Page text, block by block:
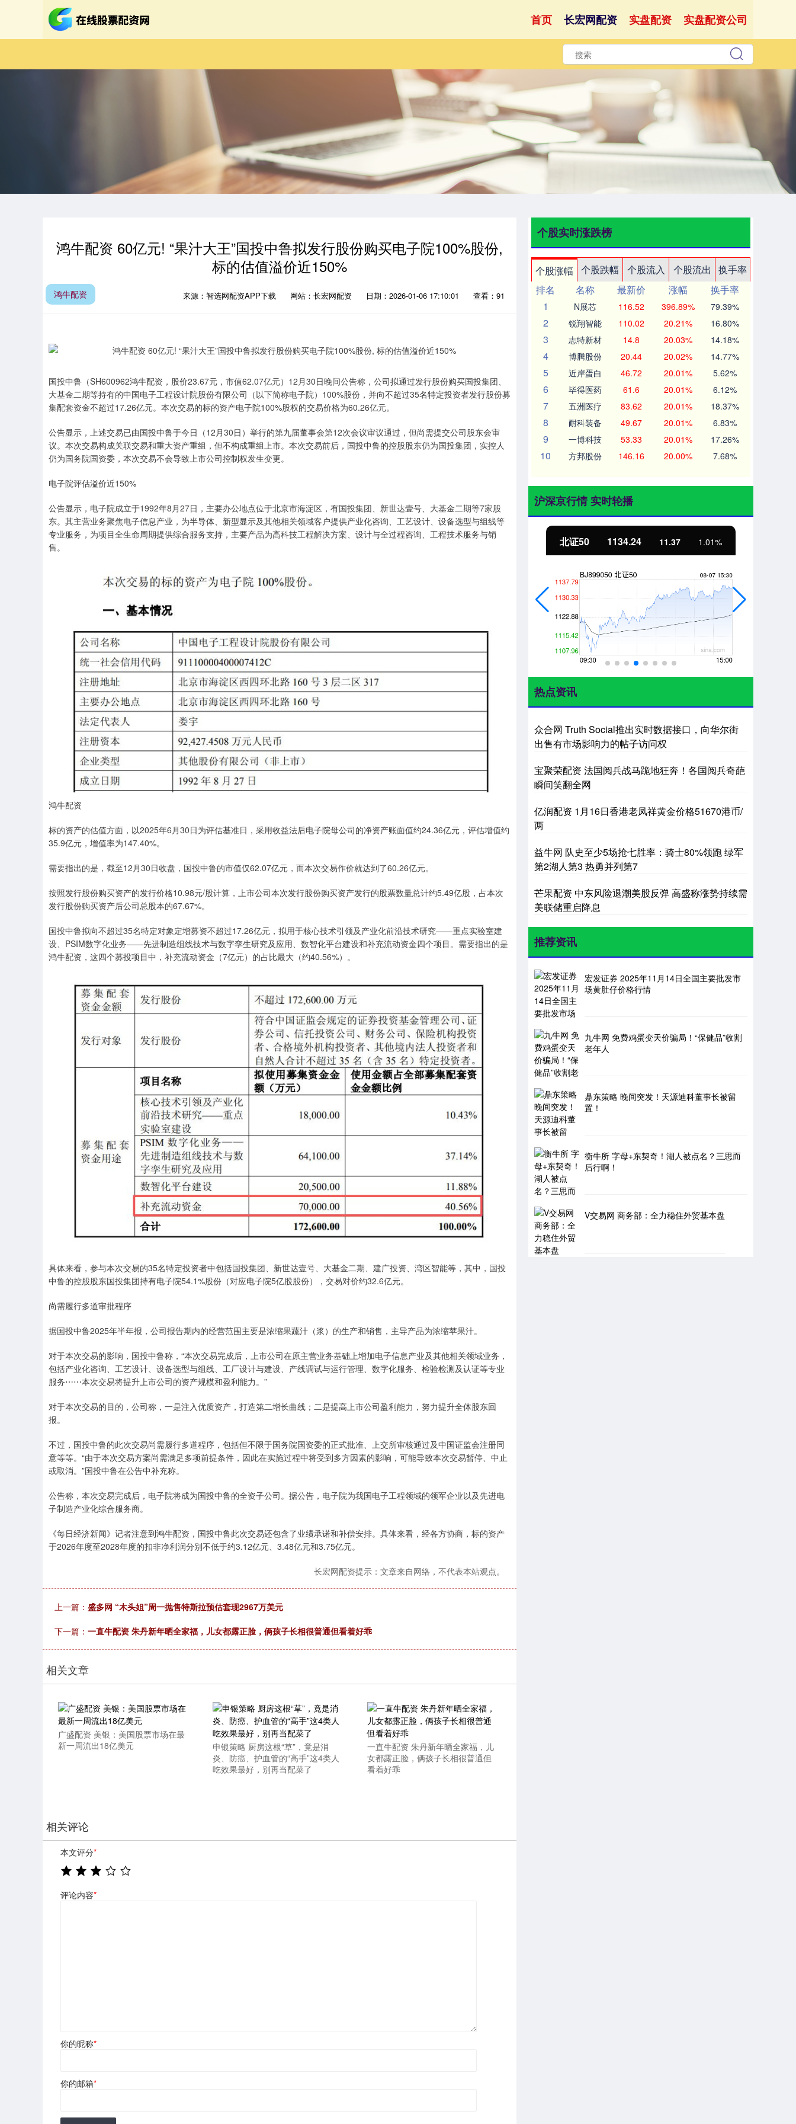
首页 长宏网配资 实盘配资 实盘配资公司
鸿牛配资 60亿元! “果汁大王”国投中鲁拟发行股份购买电子院100%股份,
标的估值溢价近150%
鸿牛配资 来源：智选网配资APP下载 网站：长宏网配资 日期：2026-01-06 17:10:01 查看：91
国投中鲁（SH600962鸿牛配资，股价23.67元，市值62.07亿元）12月30日晚间公告称，公司拟通过发行股份购买国投集团、
大基金二期等持有的中国电子工程设计院股份有限公司（以下简称电子院）100%股份，并向不超过35名特定投资者发行股份募
集配套资金不超过17.26亿元。本次交易的标的资产电子院100%股权的交易价格为60.26亿元。
公告显示，上述交易已由国投中鲁于今日（12月30日）举行的第九届董事会第12次会议审议通过，但尚需提交公司股东会审
议。本次交易构成关联交易和重大资产重组，但不构成重组上市。本次交易前后，国投中鲁的控股股东仍为国投集团，实控人
仍为国务院国资委，本次交易不会导致上市公司控制权发生变更。
电子院评估溢价近150%
公告显示，电子院成立于1992年8月27日，主要办公地点位于北京市海淀区，有国投集团、新世达壹号、大基金二期等7家股
东。其主营业务聚焦电子信息产业，为半导体、新型显示及其他相关领域客户提供产业化咨询、工艺设计、设备选型与组线等
专业服务，为项目全生命周期提供综合服务支持，主要产品为高科技工程解决方案、设计与全过程咨询、工程技术服务与销
售。
鸿牛配资
标的资产的估值方面，以2025年6月30日为评估基准日，采用收益法后电子院母公司的净资产账面值约24.36亿元，评估增值约
35.9亿元，增值率为147.40%。
需要指出的是，截至12月30日收盘，国投中鲁的市值仅62.07亿元，而本次交易作价就达到了60.26亿元。
按照发行股份购买资产的发行价格10.98元/股计算，上市公司本次发行股份购买资产发行的股票数量总计约5.49亿股，占本次
发行股份购买资产后公司总股本的67.67%。
国投中鲁拟向不超过35名特定对象定增募资不超过17.26亿元，拟用于核心技术引领及产业化前沿技术研究——重点实验室建
设、PSIM数字化业务——先进制造组线技术与数字孪生研究及应用、数智化平台建设和补充流动资金四个项目。需要指出的是
鸿牛配资，这四个募投项目中，补充流动资金（7亿元）的占比最大（约40.56%）。
具体来看，参与本次交易的35名特定投资者中包括国投集团、新世达壹号、大基金二期、建广投资、湾区智能等，其中，国投
中鲁的控股股东国投集团持有电子院54.1%股份（对应电子院5亿股股份），交易对价约32.6亿元。
尚需履行多道审批程序
据国投中鲁2025年半年报，公司报告期内的经营范围主要是浓缩果蔬汁（浆）的生产和销售，主导产品为浓缩苹果汁。
对于本次交易的影响，国投中鲁称，“本次交易完成后，上市公司在原主营业务基础上增加电子信息产业及其他相关领域业务，
包括产业化咨询、工艺设计、设备选型与组线、工厂设计与建设、产线调试与运行管理、数字化服务、检验检测及认证等专业
服务⋯⋯本次交易将提升上市公司的资产规模和盈利能力。”
对于本次交易的目的，公司称，一是注入优质资产，打造第二增长曲线；二是提高上市公司盈利能力，努力提升全体股东回
报。
不过，国投中鲁的此次交易尚需履行多道程序，包括但不限于国务院国资委的正式批准、上交所审核通过及中国证监会注册同
意等等。“由于本次交易方案尚需满足多项前提条件，因此在实施过程中将受到多方因素的影响，可能导致本次交易暂停、中止
或取消。”国投中鲁在公告中补充称。
公告称，本次交易完成后，电子院将成为国投中鲁的全资子公司。据公告，电子院为我国电子工程领域的领军企业以及先进电
子制造产业化综合服务商。
《每日经济新闻》记者注意到鸿牛配资，国投中鲁此次交易还包含了业绩承诺和补偿安排。具体来看，经各方协商，标的资产
于2026年度至2028年度的扣非净利润分别不低于约3.12亿元、3.48亿元和3.75亿元。
长宏网配资提示：文章来自网络，不代表本站观点。
上一篇： 盛多网 “木头姐”周一抛售特斯拉预估套现2967万美元
下一篇： 一直牛配资 朱丹新年晒全家福，儿女都露正脸，俩孩子长相很普通但看着好乖
相关文章
广盛配资 美银：美国股票市场在最
新一周流出18亿美元
申银策略 厨房这根“草”，竟是消
炎、防癌、护血管的“高手”这4类人
吃效果最好，别再当配菜了
一直牛配资 朱丹新年晒全家福，儿
女都露正脸，俩孩子长相很普通但
看着好乖
相关评论
本文评分*
评论内容*
你的昵称*
你的邮箱*
个股实时涨跌榜
个股涨幅 个股跌幅 个股流入 个股流出
换手率
排名
名称 最新价 涨幅
换手率
1
N展芯 116.52 396.89% 79.39%
2 锐翔智能 110.02 20.21% 16.80%
3 志特新材 14.8 20.03% 14.18%
4 博腾股份 20.44 20.02% 14.77%
5 近岸蛋白 46.72 20.01% 5.62%
6 毕得医药 61.6 20.01% 6.12%
7 五洲医疗 83.62 20.01% 18.37%
8 耐科装备 49.67 20.01% 6.83%
9 一博科技 53.33 20.01% 17.26%
10 方邦股份 146.16 20.00% 7.68%
沪深京行情 实时轮播
1.02% 深证成指 14311.01 200.89 1.42% 沪深300 4694.44 43.13 0.93% 北证50 1134.24 11.37 1.01%
热点资讯
众合网 Truth Social推出实时数据接口，向华尔街
出售有市场影响力的帖子访问权
宝聚荣配资 法国阅兵战马跪地狂奔！各国阅兵奇葩
瞬间笑翻全网
亿润配资 1月16日香港老凤祥黄金价格51670港币/
两
益牛网 队史至少5场抢七胜率：骑士80%领跑 绿军
第2湖人第3 热勇并列第7
芒果配资 中东风险退潮美股反弹 高盛称涨势持续需
美联储重启降息
推荐资讯
宏发证券 2025年11月14日全国主要批发市
场黄肚仔价格行情
九牛网 免费鸡蛋变天价骗局！“保健品”收割
老年人
鼎东策略 晚间突发！天源迪科董事长被留
置！
衡牛所 字母+东契奇！湖人被点名？三思而
后行啊！
V交易网 商务部：全力稳住外贸基本盘